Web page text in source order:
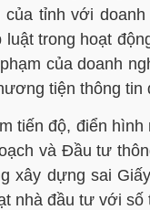
tỉnh với
trong hoạt
của doanh
tiện thông tin
tiến độ, điển
và Đầu tư
xây dựng sai
nhà đầu tư với